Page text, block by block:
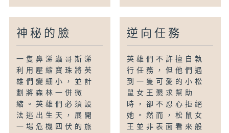
神秘的臉
一隻鼻涕蟲哥斯涕
利用壓縮寶珠將英
雄們變細小，並計
劃將森林一併微
縮。英雄們必須設
法逃出生天，展開
一場危機四伏的旅
逆向任務
英雄們不許擅自執
行任務，但他們遇
到一隻可愛的小松
鼠女王懇求幫助
時，卻不忍心拒絕
她。然而，松鼠女
王並非表面看來般